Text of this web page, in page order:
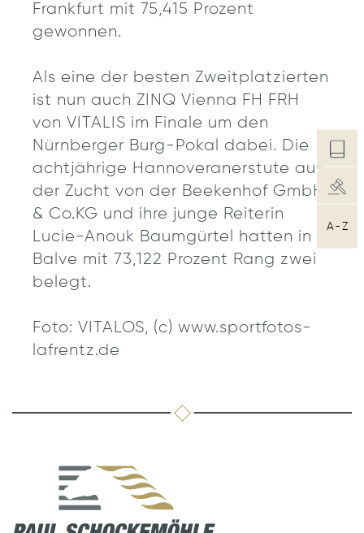
Frankfurt mit 75,415 Prozent
gewonnen.
Als eine der besten Zweitplatzierten
ist nun auch ZINQ Vienna FH FRH
von VITALIS im Finale um den
Nürnberger Burg-Pokal dabei. Die
achtjährige Hannoveranerstute aus
der Zucht von der Beekenhof GmbH
& Co.KG und ihre junge Reiterin
Lucie-Anouk Baumgürtel hatten in
Balve mit 73,122 Prozent Rang zwei
belegt.
Foto: VITALOS, (c) www.sportfotos-
lafrentz.de
A-Z